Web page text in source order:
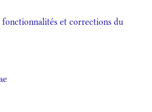
et corrections du